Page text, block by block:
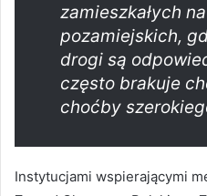
zamieszkałych
pozamiejskich,
drogi są
często brakuje
choćby
Instytucjami wspierającymi